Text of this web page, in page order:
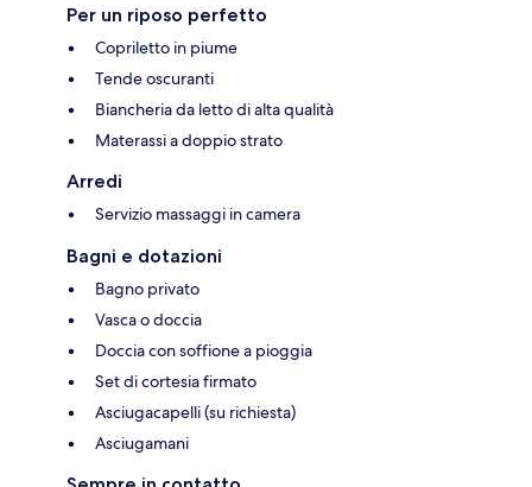
Per un riposo perfetto
Copriletto in piume
Tende oscuranti
Biancheria da letto di alta qualità
Materassi a doppio strato
Arredi
Servizio massaggi in camera
Bagni e dotazioni
Bagno privato
Vasca o doccia
Doccia con soffione a pioggia
Set di cortesia firmato
Asciugacapelli (su richiesta)
Asciugamani